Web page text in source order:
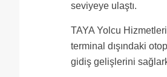
seviyeye ulaştı.
TAYA Yolcu
terminal dışındaki
gidiş gelişlerini